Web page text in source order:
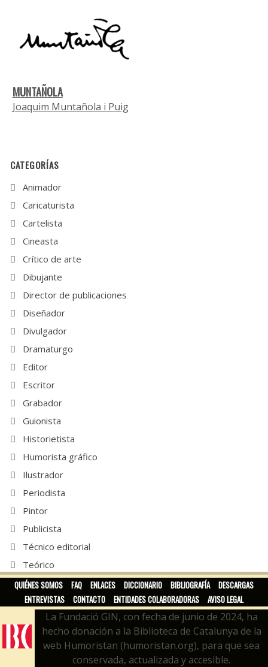
MUNTAÑOLA
Joaquim Muntañola i Puig
CATEGORÍAS
Animador
Caricaturista
Cartelista
Cineasta
Crítico de arte
Dibujante
Director de publicaciones
Diseñador
Divulgador
Dramaturgo
Editor
Escritor
Grabador
Guionista
Historietista
Humorista gráfico
Ilustrador
Periodista
Pintor
Publicista
Técnico editorial
Teórico
Traductor
QUIÉNES SOMOS FAQ ENLACES DICCIONARIO BIBLIOGRAFÍA
DESCARGAS
ENTREVISTAS
CONTACTO ENTIDADES COLABORADORAS AVISO LEGAL
La Fundació GIN, con fecha de junio de 2024, ha
hecho donación a la Biblioteca de Catalunya de la
web Humoristan (humoristan.org), para que sea
conservada, actualizada y accesible.